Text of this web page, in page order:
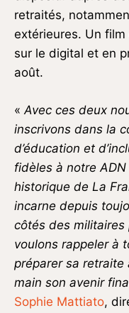
retraités,
extérieures. Un
sur le digital et en
août.
«Avec ces deux
inscrivons dans la
d’éducation et
fidèles à notre
historique de La
incarne depuis
côtés des
voulons rappeler à
préparer sa retraite
main son avenir
Sophie Mattiato,